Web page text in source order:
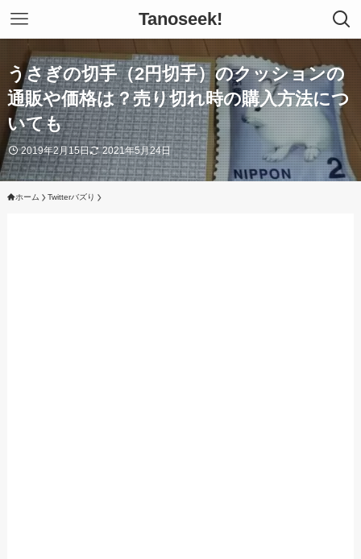
Tanoseek!
うさぎの切手（2円切手）のクッションの
通販や価格は？売り切れ時の購入方法につ
いても
2019年2月15日 2021年5月24日
ホーム Twitterバズり